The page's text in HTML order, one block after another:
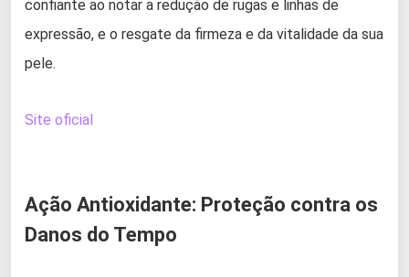
confiante ao notar a redução de rugas e linhas de
expressão, e o resgate da firmeza e da vitalidade da sua
pele.
Site oficial
Ação Antioxidante: Proteção contra os
Danos do Tempo